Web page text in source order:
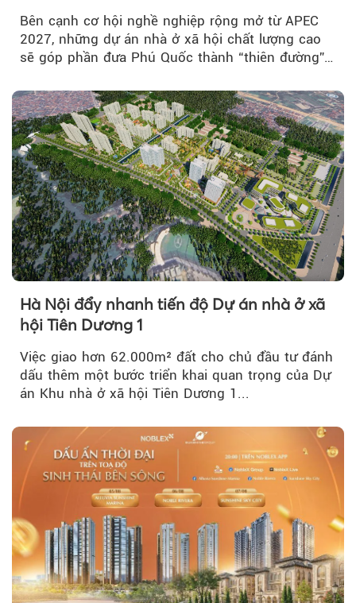
Bên cạnh cơ hội nghề nghiệp rộng mở từ APEC
2027, những dự án nhà ở xã hội chất lượng cao
sẽ góp phần đưa Phú Quốc thành “thiên đường”
Hà Nội đẩy nhanh tiến độ Dự án nhà ở xã
hội Tiên Dương 1
Việc giao hơn 62.000m² đất cho chủ đầu tư đánh
dấu thêm một bước triển khai quan trọng của Dự
án Khu nhà ở xã hội Tiên Dương 1...